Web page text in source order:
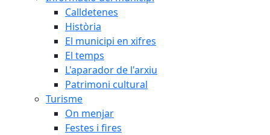
Calldetenes
Història
El municipi en xifres
El temps
L'aparador de l'arxiu
Patrimoni cultural
Turisme
On menjar
Festes i fires